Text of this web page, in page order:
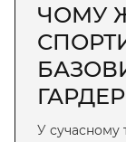
ЧОМУ
У сучасному